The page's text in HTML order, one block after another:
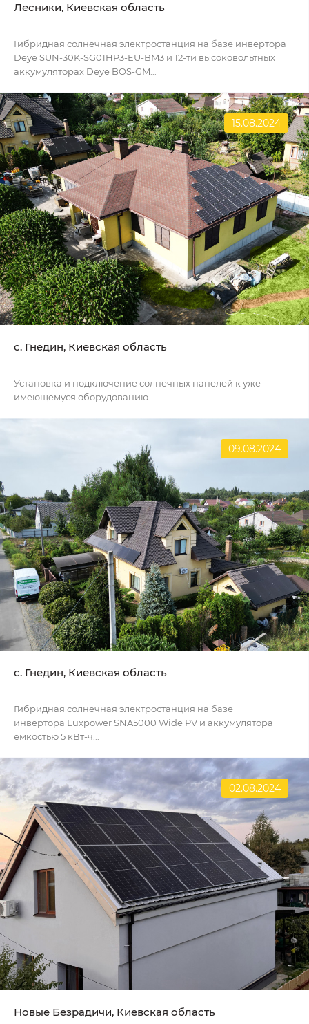
Лесники, Киевская область
Гибридная солнечная электростанция на базе инвертора
Deye SUN-30K-SG01HP3-EU-BM3 и 12-ти высоковольтных
аккумуляторах Deye BOS-GM...
15.08.2024
c. Гнедин, Киевская область
Установка и подключение солнечных панелей к уже
имеющемуся оборудованию..
09.08.2024
с. Гнедин, Киевская область
Гибридная солнечная электростанция на базе
инвертора Luxpower SNA5000 Wide PV и аккумулятора
емкостью 5 кВт-ч...
02.08.2024
Новые Безрадичи, Киевская область